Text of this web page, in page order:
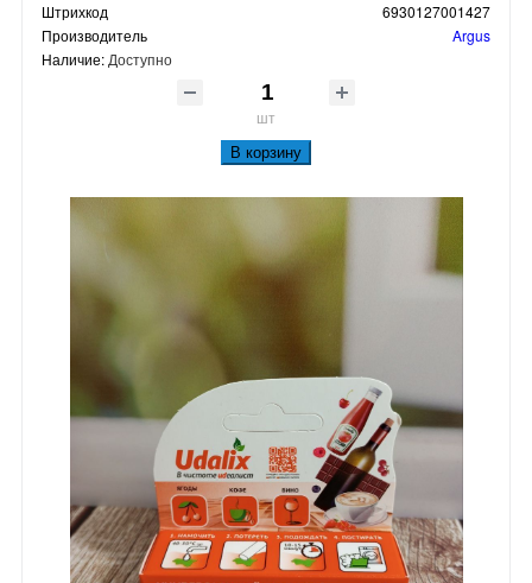
Штрихкод
6930127001427
Производитель
Argus
Наличие:Доступно
шт
В корзину